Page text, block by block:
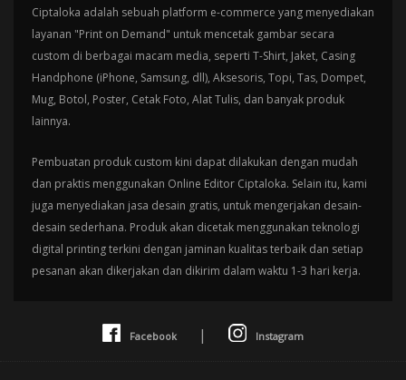
Ciptaloka adalah sebuah platform e-commerce yang menyediakan
layanan "Print on Demand" untuk mencetak gambar secara
custom di berbagai macam media, seperti T-Shirt, Jaket, Casing
Handphone (iPhone, Samsung, dll), Aksesoris, Topi, Tas, Dompet,
Mug, Botol, Poster, Cetak Foto, Alat Tulis, dan banyak produk
lainnya.
Pembuatan produk custom kini dapat dilakukan dengan mudah
dan praktis menggunakan Online Editor Ciptaloka. Selain itu, kami
juga menyediakan jasa desain gratis, untuk mengerjakan desain-
desain sederhana. Produk akan dicetak menggunakan teknologi
digital printing terkini dengan jaminan kualitas terbaik dan setiap
pesanan akan dikerjakan dan dikirim dalam waktu 1-3 hari kerja.
Facebook | Instagram